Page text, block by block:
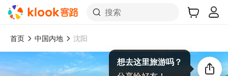
搜索
首页 中国内地 沈阳
想去这里旅游吗？